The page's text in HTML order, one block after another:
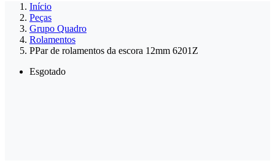
Início
Peças
Grupo Quadro
Rolamentos
PPar de rolamentos da escora 12mm 6201Z
Esgotado